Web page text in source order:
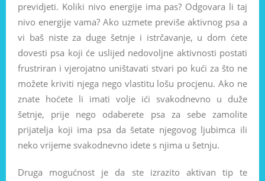
previdjeti. Koliki nivo energije ima pas? Odgovara li taj
nivo energije vama? Ako uzmete previše aktivnog psa a
vi baš niste za duge šetnje i istrčavanje, u dom ćete
dovesti psa koji će uslijed nedovoljne aktivnosti postati
frustriran i vjerojatno uništavati stvari po kući za što ne
možete kriviti njega nego vlastitu lošu procjenu. Ako ne
znate hoćete li imati volje ići svakodnevno u duže
šetnje, prije nego odaberete psa za sebe zamolite
prijatelja koji ima psa da šetate njegovog ljubimca ili
neko vrijeme svakodnevno idete s njima u šetnju.
Druga mogućnost je da ste izrazito aktivan tip te